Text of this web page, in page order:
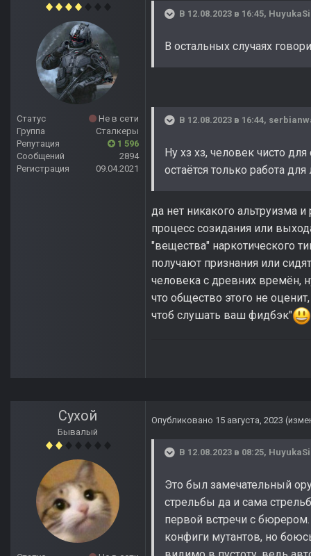
Статус
Не в сети
Группа
Сталкеры
Репутация
1 596
Сообщений
2894
Регистрация
09.04.2021
В 12.08.2023 в 16:45,
В остальных случаях
В 12.08.2023 в 16:44,
Ну хз хз, человек чисто
остаётся только работа
да нет никакого альтруизма
процесс созидания или
"вещества" наркотического
получают признания или
человека с древних времён,
что общество этого не
чтоб слушать ваш фидбэк"
Сухой
Бывалый
Опубликовано 15 августа, 2023
В 12.08.2023 в 08:25,
Это был замечательный
стрельбы да и сама
первой встречи с
конфиги мутантов, но